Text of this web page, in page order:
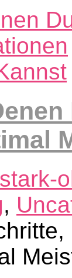
stark-
,